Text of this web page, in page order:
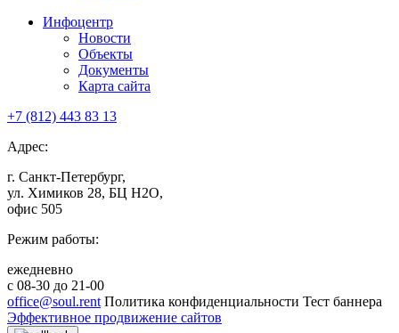
Инфоцентр
Новости
Объекты
Документы
Карта сайта
+7 (812) 443 83 13
Адрес:
г. Санкт-Петербург,
ул. Химиков 28, БЦ Н2О,
офис 505
Режим работы:
ежедневно
с 08-30 до 21-00
office@soul.rent Политика конфиденциальности Тест баннера
Эффективное продвижение сайтов